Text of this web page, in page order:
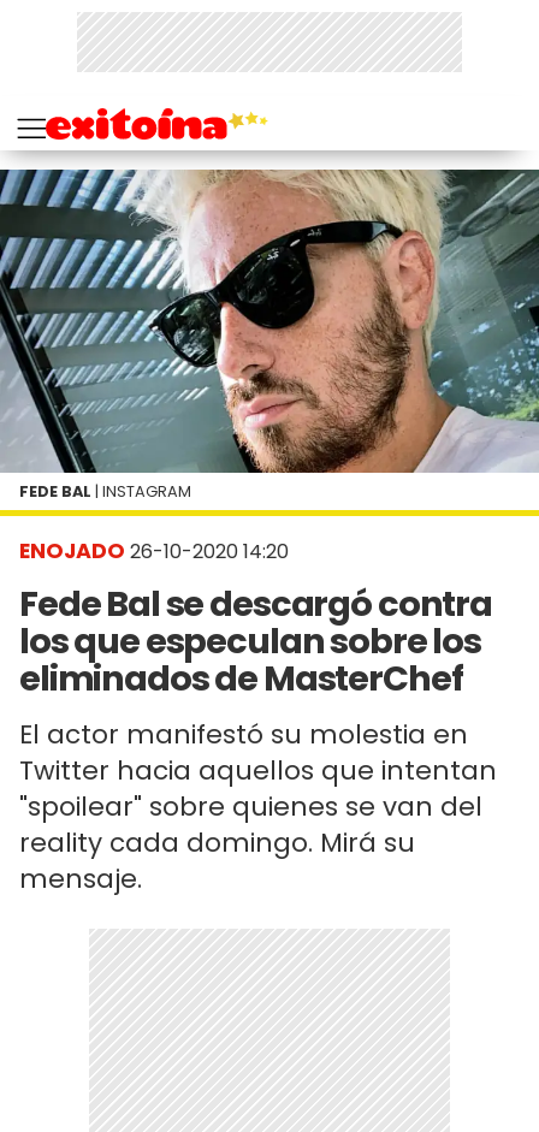
ENOJADO 26-10-2020 14:20
Fede Bal se descargó contra
los que especulan sobre los
eliminados de MasterChef
El actor manifestó su molestia en
Twitter hacia aquellos que intentan
"spoilear" sobre quienes se van del
reality cada domingo. Mirá su
mensaje.
FEDE BAL | INSTAGRAM